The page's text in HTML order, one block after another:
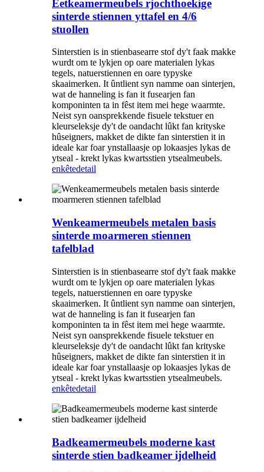
Eetkeamermeubels rjochthoekige
sinterde stiennen yttafel en 4/6
stuollen
Sinterstien is in stienbasearre stof dy't faak makke
wurdt om te lykjen op oare materialen lykas
tegels, natuerstiennen en oare typyske
skaaimerken. It ûntlient syn namme oan sinterjen,
wat de hanneling is fan it fusearjen fan
komponinten ta in fêst item mei hege waarmte.
Neist syn oansprekkende fisuele tekstuer en
kleurseleksje dy't de oandacht lûkt fan krityske
hûseigners, makket de dikte fan sinterstien it in
ideale kar foar ynstallaasje op lokaasjes lykas de
ytseal - krekt lykas kwartsstien ytsealmeubels.
enkêtedetail
Wenkeamermeubels metalen basis
sinterde moarmeren stiennen
tafelblad
Sinterstien is in stienbasearre stof dy't faak makke
wurdt om te lykjen op oare materialen lykas
tegels, natuerstiennen en oare typyske
skaaimerken. It ûntlient syn namme oan sinterjen,
wat de hanneling is fan it fusearjen fan
komponinten ta in fêst item mei hege waarmte.
Neist syn oansprekkende fisuele tekstuer en
kleurseleksje dy't de oandacht lûkt fan krityske
hûseigners, makket de dikte fan sinterstien it in
ideale kar foar ynstallaasje op lokaasjes lykas de
ytseal - krekt lykas kwartsstien ytsealmeubels.
enkêtedetail
Badkeamermeubels moderne kast
sinterde stien badkeamer ijdelheid